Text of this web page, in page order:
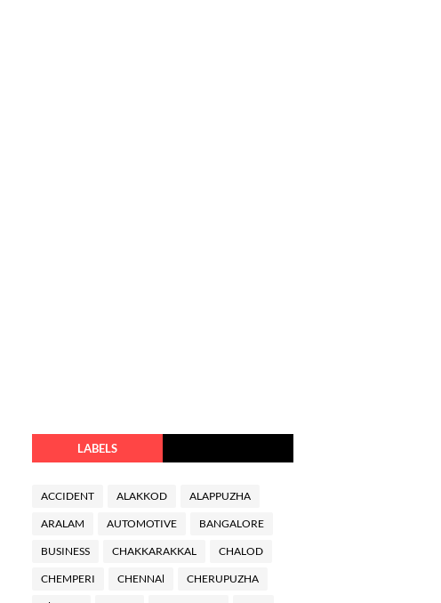
LABELS
ACCIDENT ALAKKOD ALAPPUZHA
ARALAM AUTOMOTIVE BANGALORE
BUSINESS CHAKKARAKKAL CHALOD
CHEMPERI CHENNAl CHERUPUZHA